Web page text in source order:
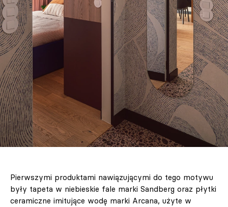
Pierwszymi produktami nawiązującymi do tego motywu
były tapeta w niebieskie fale marki Sandberg oraz płytki
ceramiczne imitujące wodę marki Arcana, użyte w